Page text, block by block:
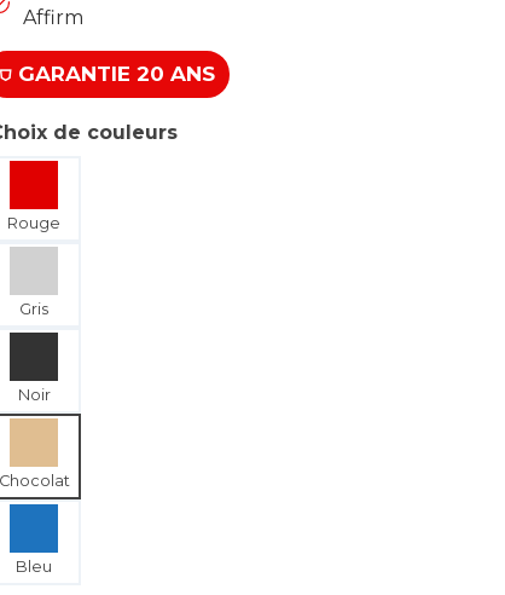
Affirm
⛉ GARANTIE 20 ANS
de couleurs
Rouge
Gris
Noir
Chocolat
Bleu